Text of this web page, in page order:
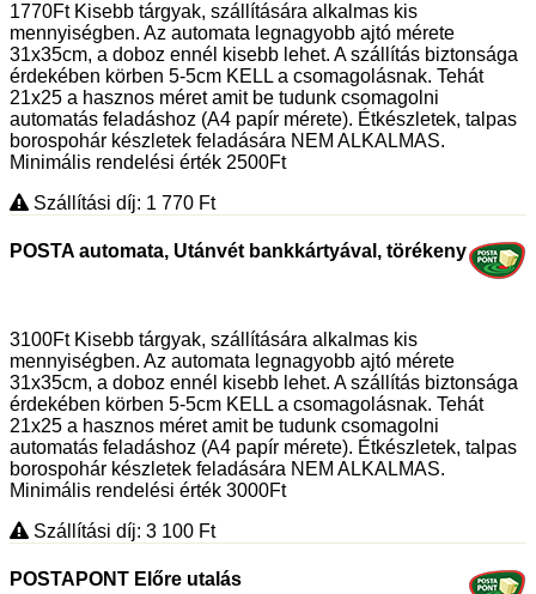
1770Ft Kisebb tárgyak, szállítására alkalmas kis
mennyiségben. Az automata legnagyobb ajtó mérete
31x35cm, a doboz ennél kisebb lehet. A szállítás biztonsága
érdekében körben 5-5cm KELL a csomagolásnak. Tehát
21x25 a hasznos méret amit be tudunk csomagolni
automatás feladáshoz (A4 papír mérete). Étkészletek, talpas
borospohár készletek feladására NEM ALKALMAS.
Minimális rendelési érték 2500Ft
Szállítási díj: 1 770 Ft
POSTA automata, Utánvét bankkártyával, törékeny
3100Ft Kisebb tárgyak, szállítására alkalmas kis
mennyiségben. Az automata legnagyobb ajtó mérete
31x35cm, a doboz ennél kisebb lehet. A szállítás biztonsága
érdekében körben 5-5cm KELL a csomagolásnak. Tehát
21x25 a hasznos méret amit be tudunk csomagolni
automatás feladáshoz (A4 papír mérete). Étkészletek, talpas
borospohár készletek feladására NEM ALKALMAS.
Minimális rendelési érték 3000Ft
Szállítási díj: 3 100 Ft
POSTAPONT Előre utalás